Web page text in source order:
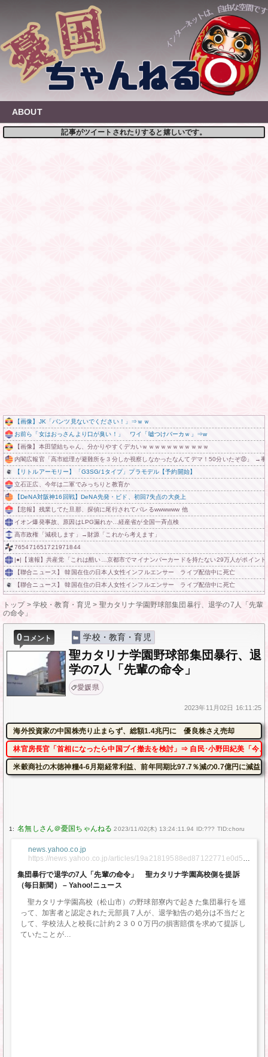
content
ABOUT
記事がツイートされたりすると嬉しいです。
【画像】JK「パンツ見ないでください！」⇒ｗｗ
お前ら「女はおっさんより口が臭い！」 ワイ「嘘つけバーカｗ」⇒w
【画像】本田望結ちゃん、分かりやすくデカいｗｗｗｗｗｗｗｗｗｗｗ
内閣広報官「高市総理が避難所を３分しか視察しなかったなんてデマ！50分いたぞ😡」 →
【リトルアーモリー】「G3SG/1タイプ」プラモデル【予約開始】
立石正広、今年は二軍でみっちりと教育か
【DeNA対阪神16回戦】DeNA先発・ビド、初回7失点の大炎上
【悲報】残業してた旦那、探偵に尾行されてバレるwwwwww 他
イオン爆発事故、原因はLPG漏れか…経産省が全国一斉点検
高市政権「減税します」→財源「これから考えます」
765471651721971844
|●|【速報】共産党「これは酷い…京都市でマイナンバーカードを持たない29万人がポイント
【聯合ニュース】 韓国在住の日本人女性インフルエンサー ライブ配信中に死亡
【聯合ニュース】 韓国在住の日本人女性インフルエンサー ライブ配信中に死亡
トップ> 学校・教育・育児 > 聖カタリナ学園野球部集団暴行、退学の7人「先輩
の命令」
0コメント 学校・教育・育児
聖カタリナ学園野球部集団暴行、退
学の7人「先輩の命令」
愛媛県
2023年11月02日 16:11:25
海外投資家の中国株売り止まらず、総額1.4兆円に 優良株さえ売却
林官房長官「首相になったら中国ブイ撤去を検討」⇒ 自民･小野田紀美「今
米穀商社の木徳神糧4-6月期経常利益、前年同期比97.7％減の0.7億円に減益
1: 2023/11/02(木) 13:24:11.94 ID:??? TID:choru
news.yahoo.co.jp
https://news.yahoo.co.jp/articles/19a21819588ed87122771e0d58
集団暴行で退学の7人「先輩の命令」 聖カタリナ学園高校側を提訴
（毎日新聞） – Yahoo!ニュース
聖カタリナ学園高校（松山市）の野球部寮内で起きた集団暴行を巡
って、加害者と認定された元部員７人が、退学勧告の処分は不当だと
して、学校法人と校長に計約２３００万円の損害賠償を求めて提訴し
ていたことが